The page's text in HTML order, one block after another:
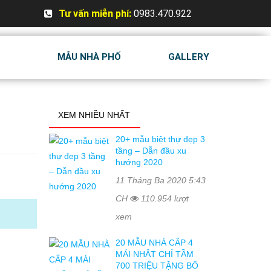
Tư vấn miễn phí: 0983.470.922
MẪU NHÀ PHỐ GALLERY
XEM NHIỀU NHẤT
20+ mẫu biệt thự đẹp 3
tầng – Dẫn đầu xu
hướng 2020
11 Tháng Ba 2020 5:43
CH
110.954 lượt
xem
20 MẪU NHÀ CẤP 4
MÁI NHẬT CHỈ TẦM
700 TRIỆU TẶNG BỐ